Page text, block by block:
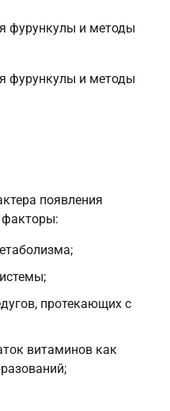
появления
факторы:
протекающих с
витаминов как